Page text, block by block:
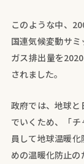
このような中、
国連気候変動サ
ガス排出量を
されました。
政府では、地球
でいくため、「
員して地球温暖
めの温暖化防止